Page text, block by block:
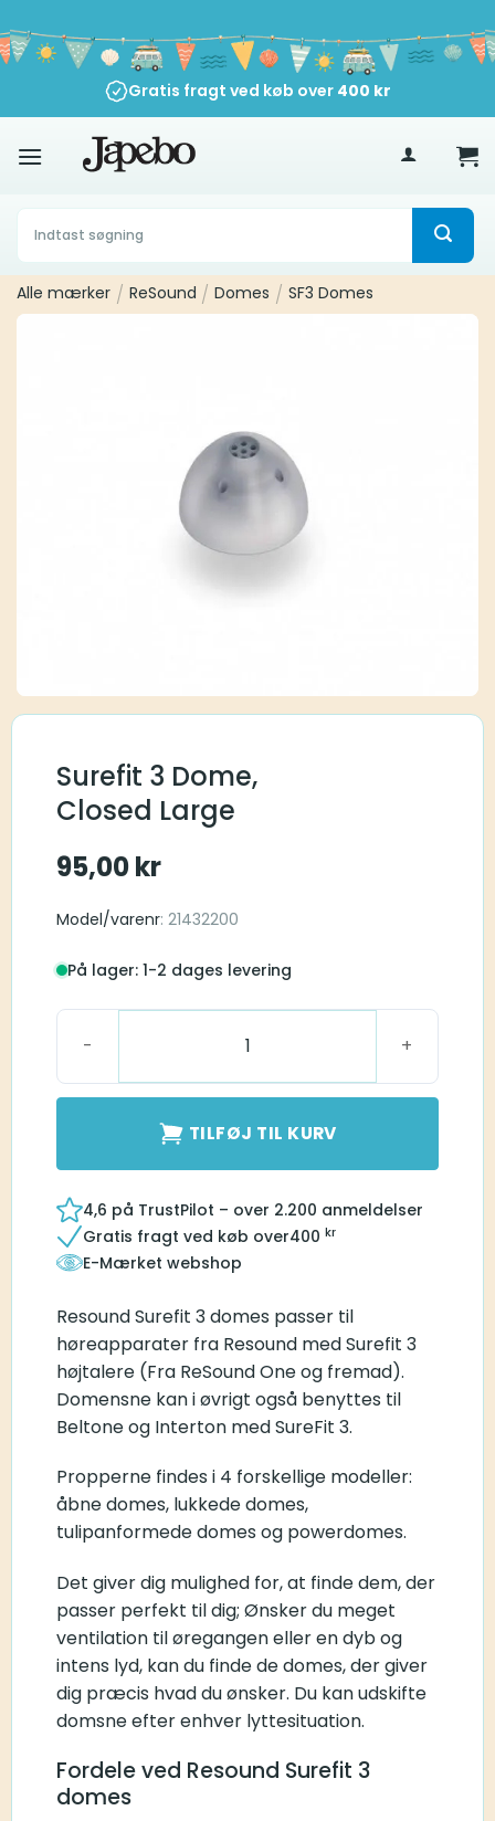
til
indhold
Gratis fragt ved køb over 400 kr
Søg
efter:
Alle mærker / ReSound / Domes / SF3 Domes
Surefit 3 Dome,
Closed Large
95,00kr
Model/varenr: 21432200
På lager: 1-2 dages levering
Surefit 3 Dome, Closed Large antal
TILFØJ TIL KURV
4,6 på TrustPilot – over 2.200 anmeldelser
Gratis fragt ved køb over400 kr
E-Mærket webshop
Resound Surefit 3 domes passer til
høreapparater fra Resound med Surefit 3
højtalere (Fra ReSound One og fremad).
Domensne kan i øvrigt også benyttes til
Beltone og Interton med SureFit 3.
Propperne findes i 4 forskellige modeller:
åbne domes, lukkede domes,
tulipanformede domes og powerdomes.
Det giver dig mulighed for, at finde dem, der
passer perfekt til dig; Ønsker du meget
ventilation til øregangen eller en dyb og
intens lyd, kan du finde de domes, der giver
dig præcis hvad du ønsker. Du kan udskifte
domsne efter enhver lyttesituation.
Fordele ved Resound Surefit 3
domes